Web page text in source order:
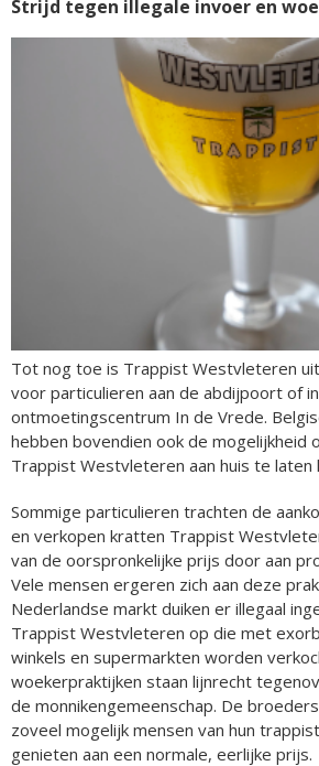
Strijd tegen illegale invoer en
Tot nog toe is Trappist Westvleteren
voor particulieren aan de abdijpoort of
ontmoetingscentrum In de Vrede.
hebben bovendien ook de mogelijkheid
Trappist Westvleteren aan huis te laten
Sommige particulieren trachten de
en verkopen kratten Trappist
van de oorspronkelijke prijs door aan
Vele mensen ergeren zich aan deze
Nederlandse markt duiken er illegaal
Trappist Westvleteren op die met
winkels en supermarkten worden
woekerpraktijken staan lijnrecht
de monnikengemeenschap. De
zoveel mogelijk mensen van hun
genieten aan een normale, eerlijke prijs.